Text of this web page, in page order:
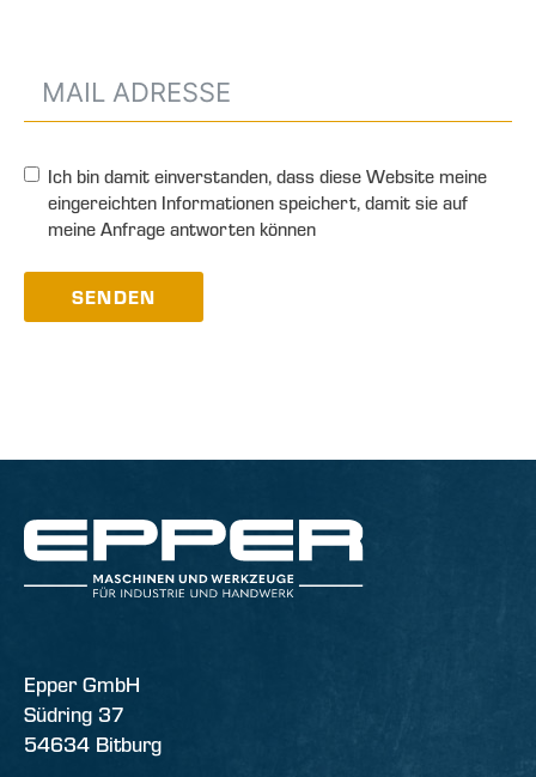
Ich bin damit einverstanden, dass diese Website meine
eingereichten Informationen speichert, damit sie auf
meine Anfrage antworten können
SENDEN
Epper GmbH
Südring 37
54634 Bitburg